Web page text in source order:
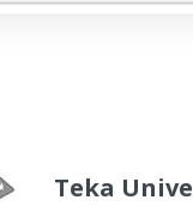
Teka